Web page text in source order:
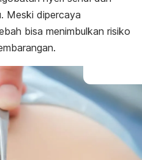
Meski dipercaya
bisa menimbulkan risiko